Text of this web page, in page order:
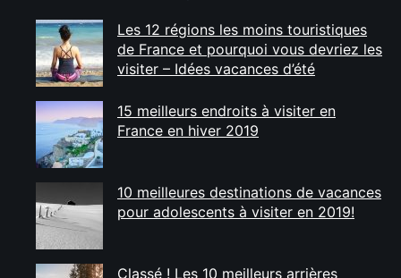
Les 12 régions les moins touristiques
de France et pourquoi vous devriez les
visiter – Idées vacances d’été
15 meilleurs endroits à visiter en
France en hiver 2019
10 meilleures destinations de vacances
pour adolescents à visiter en 2019!
Classé ! Les 10 meilleurs arrières